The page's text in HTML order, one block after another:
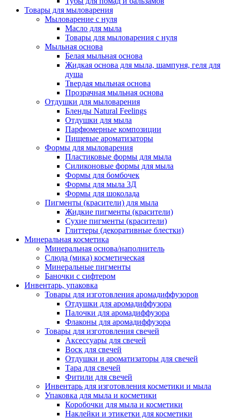
Товары для мыловарения
Мыловарение с нуля
Масло для мыла
Товары для мыловарения с нуля
Мыльная основа
Белая мыльная основа
Жидкая основа для мыла, шампуня, геля для
душа
Твердая мыльная основа
Прозрачная мыльная основа
Отдушки для мыловарения
Бленды Natural Feelings
Отдушки для мыла
Парфюмерные композиции
Пищевые ароматизаторы
Формы для мыловарения
Пластиковые формы для мыла
Силиконовые формы для мыла
Формы для бомбочек
Формы для мыла 3Д
Формы для шоколада
Пигменты (красители) для мыла
Жидкие пигменты (красители)
Сухие пигменты (красители)
Глиттеры (декоративные блестки)
Минеральная косметика
Минеральная основа/наполнитель
Слюда (мика) косметическая
Минеральные пигменты
Баночки с сифтером
Инвентарь, упаковка
Товары для изготовления аромадиффузоров
Отдушки для аромадиффузора
Палочки для аромадиффузора
Флаконы для аромадиффузора
Товары для изготовления свечей
Аксессуары для свечей
Воск для свечей
Отдушки и ароматизаторы для свечей
Тара для свечей
Фитили для свечей
Инвентарь для изготовления косметики и мыла
Упаковка для мыла и косметики
Коробочки для мыла и косметики
Наклейки и этикетки для косметики